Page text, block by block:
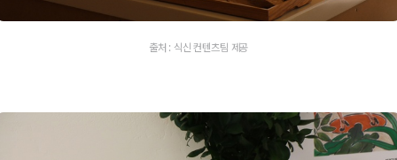
출처 : 식신 컨텐츠팀 제공